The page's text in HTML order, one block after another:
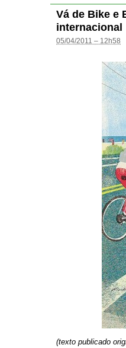
Vá de Bike e
internacional
05/04/2011 – 12h58
(texto publicado